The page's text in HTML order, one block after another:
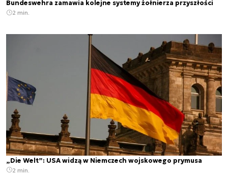
Bundeswehra zamawia kolejne systemy żołnierza przyszłości
2 min.
„Die Welt”: USA widzą w Niemczech wojskowego prymusa
2 min.